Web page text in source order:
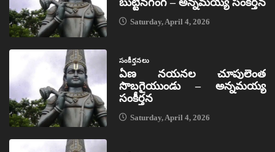
బుట్టినగంగ – అన్నమయ్య సంకీర్తన
Saturday, April 4, 2026
సంకీర్తనలు
ఏణ నయనల చూపులెంత
సొబగైయుండు – అన్నమయ్య
సంకీర్తన
Saturday, April 4, 2026